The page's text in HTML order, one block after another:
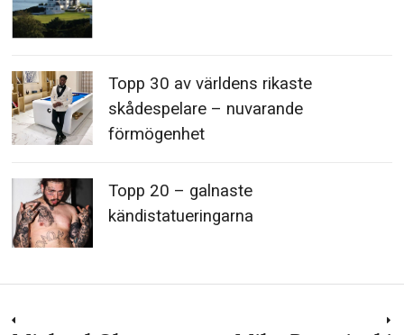
Topp 30 av världens rikaste
skådespelare – nuvarande
förmögenhet
Topp 20 – galnaste
kändistatueringarna